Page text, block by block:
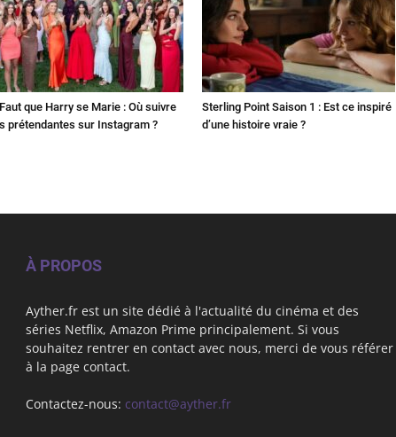
que Harry se Marie : Où suivre
prétendantes sur Instagram ?
Sterling Point Saison 1 : Est ce inspiré
d’une histoire vraie ?
À PROPOS
Ayther.fr est un site dédié à l'actualité du cinéma et des
séries Netflix, Amazon Prime principalement. Si vous
souhaitez rentrer en contact avec nous, merci de vous référer
à la page contact.
Contactez-nous: contact@ayther.fr